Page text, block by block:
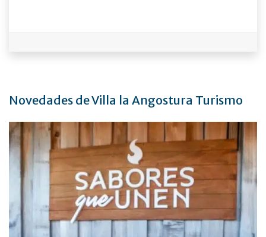
Novedades de Villa la Angostura Turismo